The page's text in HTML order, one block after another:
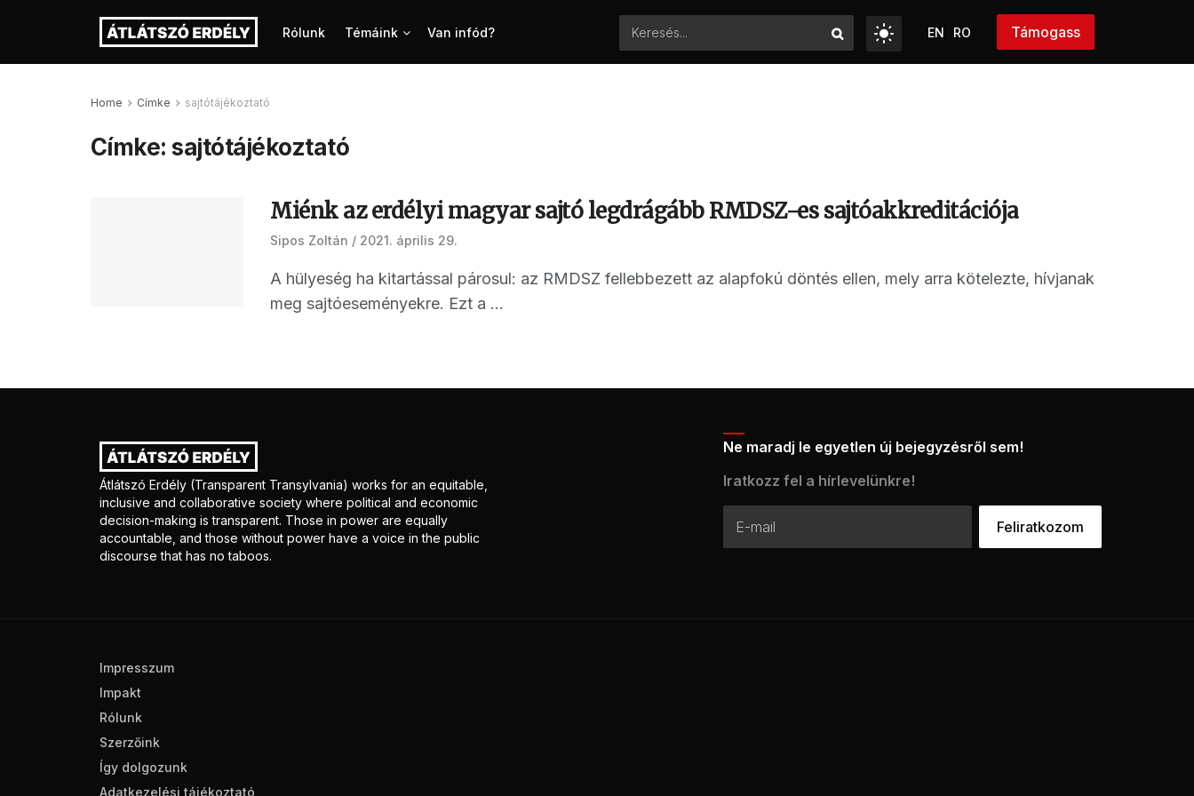
Rólunk Témáink Van infód? EN RO Támogass
Home Címke sajtótájékoztató
Címke:sajtótájékoztató
Miénk az erdélyi magyar sajtó legdrágább RMDSZ-es sajtóakkreditációja
Sipos Zoltán 2021. április 29.
A hülyeség ha kitartással párosul: az RMDSZ fellebbezett az alapfokú döntés ellen, mely arra kötelezte, hívjanak
meg sajtóeseményekre. Ezt a ...
Átlátszó Erdély (Transparent Transylvania) works for an equitable,
inclusive and collaborative society where political and economic
decision-making is transparent. Those in power are equally
accountable, and those without power have a voice in the public
discourse that has no taboos.
Ne maradj le egyetlen új bejegyzésről sem!
Iratkozz fel a hírlevelünkre!
Impresszum
Impakt
Rólunk
Szerzőink
Így dolgozunk
Adatkezelési tájékoztató